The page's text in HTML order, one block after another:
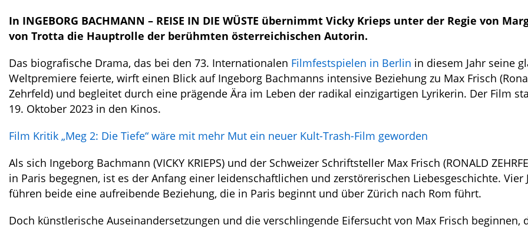
In INGEBORG BACHMANN – REISE IN DIE WÜSTE übernimmt Vicky Krieps unter der Regie von
von Trotta die Hauptrolle der berühmten österreichischen Autorin.
Das biografische Drama, das bei den 73. Internationalen Filmfestspielen in Berlin in diesem Jahr seine
Weltpremiere feierte, wirft einen Blick auf Ingeborg Bachmanns intensive Beziehung zu Max Frisch
Zehrfeld) und begleitet durch eine prägende Ära im Leben der radikal einzigartigen Lyrikerin. Der Film
19. Oktober 2023 in den Kinos.
Film Kritik „Meg 2: Die Tiefe“ wäre mit mehr Mut ein neuer Kult-Trash-Film geworden
Als sich Ingeborg Bachmann (VICKY KRIEPS) und der Schweizer Schriftsteller Max Frisch (RONALD
in Paris begegnen, ist es der Anfang einer leidenschaftlichen und zerstörerischen Liebesgeschichte. Vier
führen beide eine aufreibende Beziehung, die in Paris beginnt und über Zürich nach Rom führt.
Doch künstlerische Auseinandersetzungen und die verschlingende Eifersucht von Max Frisch beginnen,